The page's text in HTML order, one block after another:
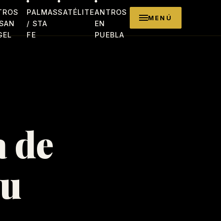
PALMAS
/ STA
FE
SATÉLITEANTROS
EN
PUEBLA
MENÚ
de